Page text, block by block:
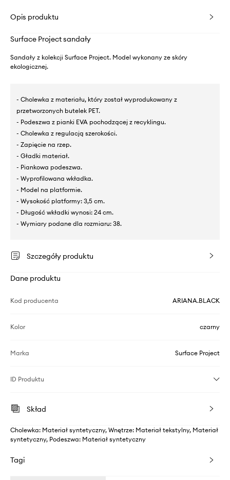
Opis produktu
Surface Project sandały
Sandały z kolekcji Surface Project. Model wykonany ze skóry
ekologicznej.
- Cholewka z materiału, który został wyprodukowany z
przetworzonych butelek PET.
- Podeszwa z pianki EVA pochodzącej z recyklingu.
- Cholewka z regulacją szerokości.
- Zapięcie na rzep.
- Gładki materiał.
- Piankowa podeszwa.
- Wyprofilowana wkładka.
- Model na platformie.
- Wysokość platformy: 3,5 cm.
- Długość wkładki wynosi: 24 cm.
- Wymiary podane dla rozmiaru: 38.
Szczegóły produktu
Dane produktu
Kod producenta ARIANA.BLACK
Kolor czarny
Marka Surface Project
ID Produktu
Skład
Cholewka: Materiał syntetyczny, Wnętrze: Materiał tekstylny, Materiał
syntetyczny, Podeszwa: Materiał syntetyczny
Tagi